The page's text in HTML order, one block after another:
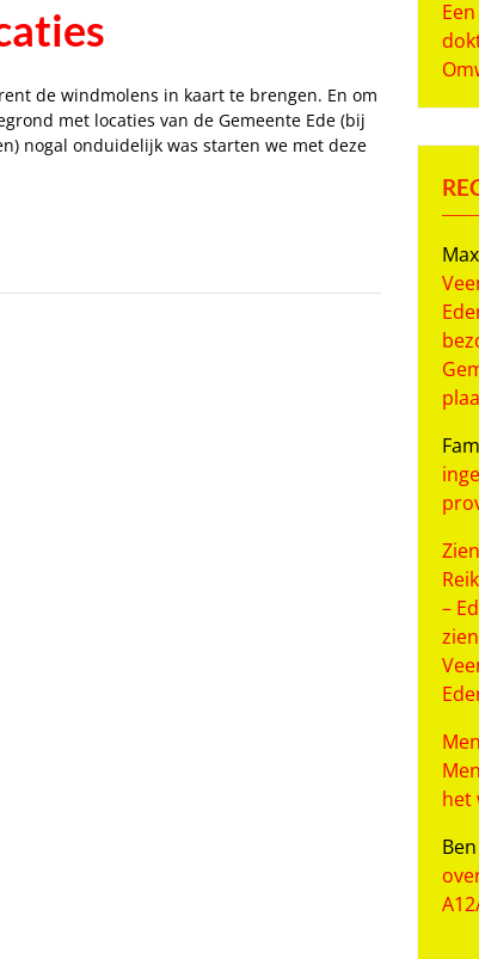
de windmolens in kaart te brengen. En om
met locaties van de Gemeente Ede (bij
nogal onduidelijk was starten we met deze
–
het
Ben